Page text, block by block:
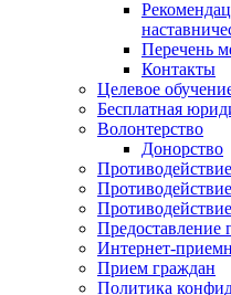
Перечень
Контакты
Целевое
Бесплатная
Волонтерство
Донорство
Предоставление
Интернет-
Прием граждан
Политика